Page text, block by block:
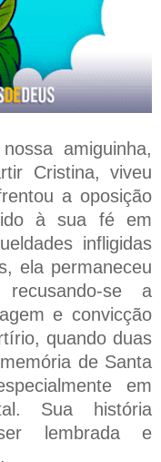
amiguinha,
Cristina, viveu
a oposição
à sua fé em
infligidas
ela permaneceu
se a
e convicção
quando duas
de Santa
em
Sua história
lembrada e